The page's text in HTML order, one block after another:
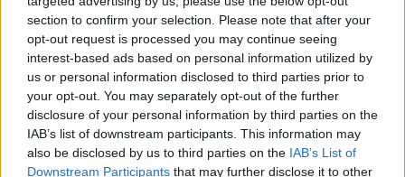
section to confirm your selection. Please note that after your
opt-out request is processed you may continue seeing
interest-based ads based on personal information utilized by
us or personal information disclosed to third parties prior to
your opt-out. You may separately opt-out of the further
disclosure of your personal information by third parties on the
IAB’s list of downstream participants. This information may
also be disclosed by us to third parties on the IAB’s List of
Downstream Participants that may further disclose it to other